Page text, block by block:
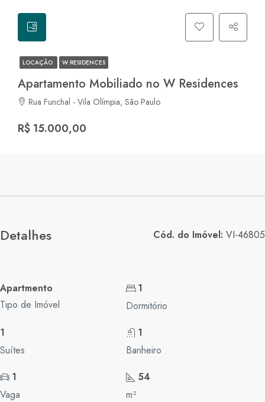
LOCAÇÃO W RESIDENCES
Apartamento Mobiliado no W Residences
Rua Funchal - Vila Olímpia, São Paulo
R$ 15.000,00
Detalhes Cód. do Imóvel: VI-46805
Apartmento
Tipo de Imóvel
1
Dormitório
1
Suítes
1
Banheiro
1
Vaga
54
m²